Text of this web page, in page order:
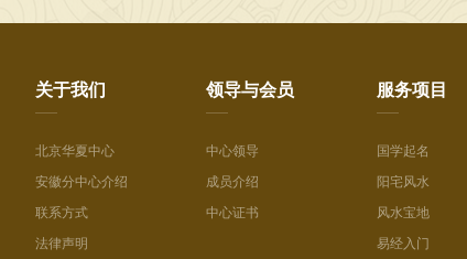
关于我们
北京华夏中心
安徽分中心介绍
联系方式
法律声明
领导与会员
中心领导
成员介绍
中心证书
服务项目
国学起名
阳宅风水
风水宝地
易经入门